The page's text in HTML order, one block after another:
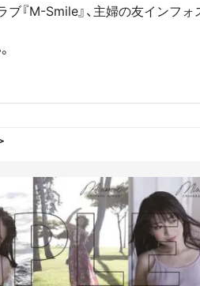
『M-Smile』、主婦の友インフォ